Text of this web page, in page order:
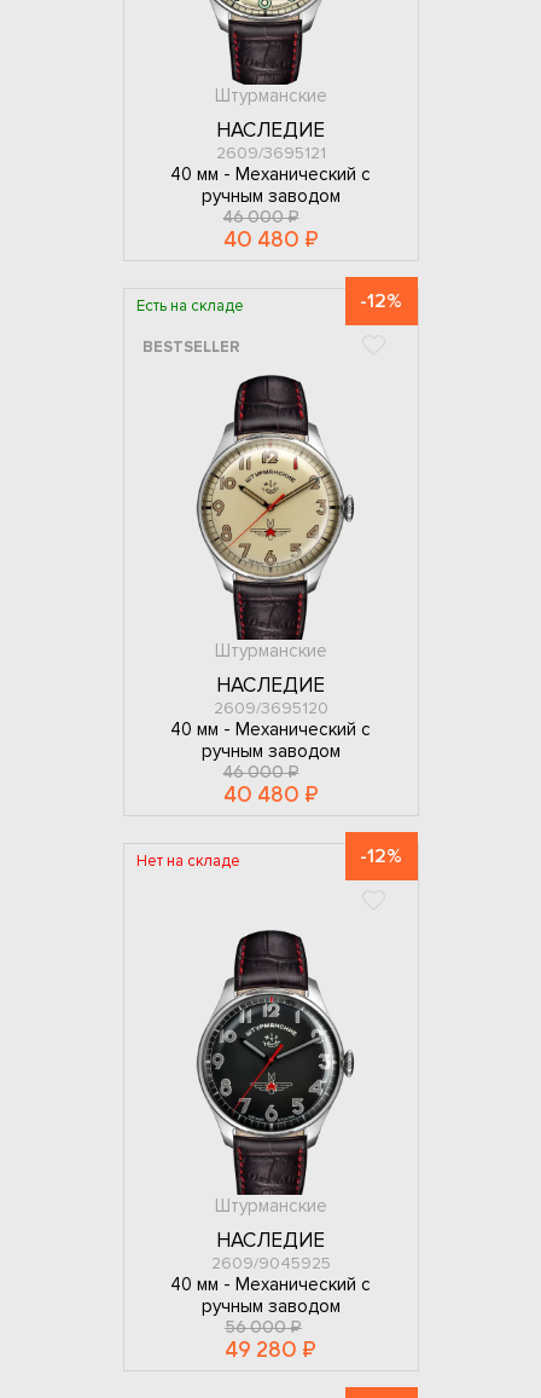
Штурманские
НАСЛЕДИЕ
2609/3695121
40 мм - Механический с
ручным заводом
46 000 ₽
40 480 ₽
Есть на складе -12%
BESTSELLER
Штурманские
НАСЛЕДИЕ
2609/3695120
40 мм - Механический с
ручным заводом
46 000 ₽
40 480 ₽
Нет на складе -12%
Штурманские
НАСЛЕДИЕ
2609/9045925
40 мм - Механический с
ручным заводом
56 000 ₽
49 280 ₽